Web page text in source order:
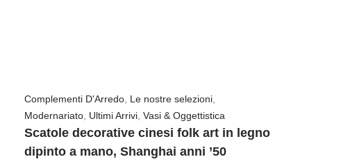
Complementi D'Arredo, Le nostre selezioni,
Modernariato, Ultimi Arrivi, Vasi & Oggettistica
Scatole decorative cinesi folk art in legno
dipinto a mano, Shanghai anni ’50